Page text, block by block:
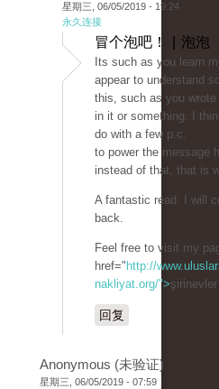
星期三, 06/05/2019 - 19:24
永久连接
冒个泡吧！ | 泡泡
Its such as you learn
appear to understand
this, such as you wrote
in it or something. I
do with a few p.c.
to power the message
instead of that, that is
A fantastic read. I will
back.
Feel free to visit my
href=" http://
nakliyat.org/">
回复
Anonymous (未验证)
星期三, 06/05/2019 - 07:59